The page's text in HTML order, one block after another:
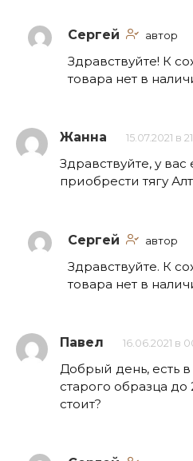
Сергей автор
Здравствуйте! К
товара нет в
Жанна 15.07.2021 в
Здравствуйте, у
приобрести тягу
Сергей автор
Здравствуйте. К
товара нет в
Павел 16.06.2021 в
Добрый день, есть
старого образца до
стоит?